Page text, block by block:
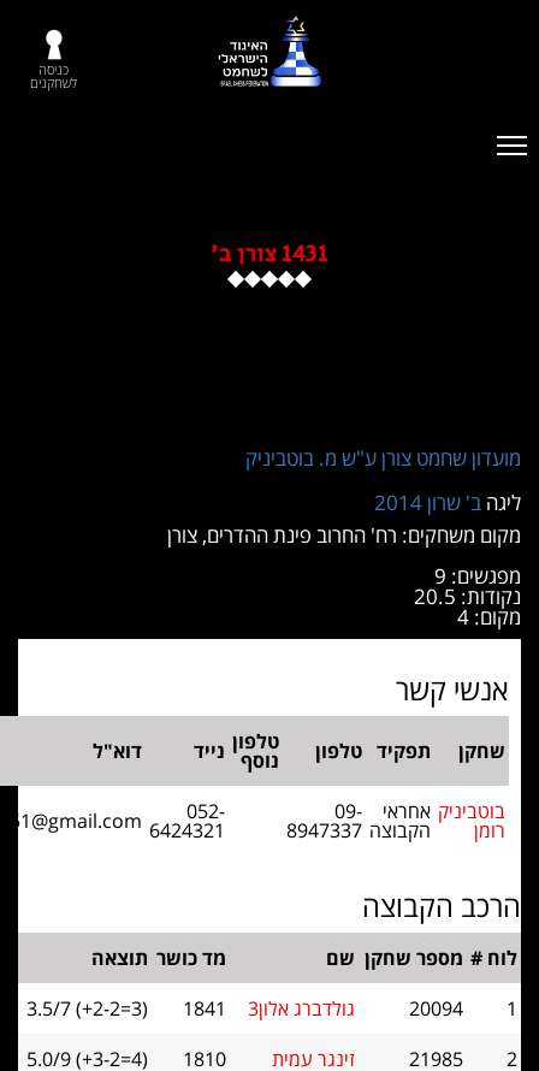
שחמט צורן ע"ש מ. בוטביניק
2014
רח' החרוב פינת ההדרים, צורן
9
קשר
תפקיד טלפון טלפון
נוסף נייד דוא"ל
אחראי
הקבוצה
09-
8947337
6424321
romb1951@gmail.com
הקבוצה
מספר שחקן שם מד כושר תוצאה
20094
גולדברג אלון3 1841
3.5/7 (+2-2=3)
21985
זינגר עמית 1810
5.0/9 (+3-2=4)